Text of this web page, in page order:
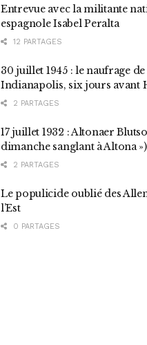
Entrevue avec la militante
espagnole Isabel Peralta
12 PARTAGES
30 juillet 1945 : le naufrage de
Indianapolis, six jours avant
2 PARTAGES
17 juillet 1932 : Altonaer
dimanche sanglant à Altona »)
2 PARTAGES
Le populicide oublié des
l’Est
0 PARTAGES